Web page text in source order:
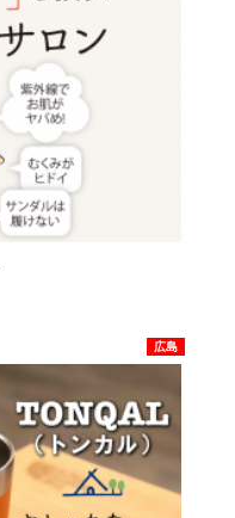
広島